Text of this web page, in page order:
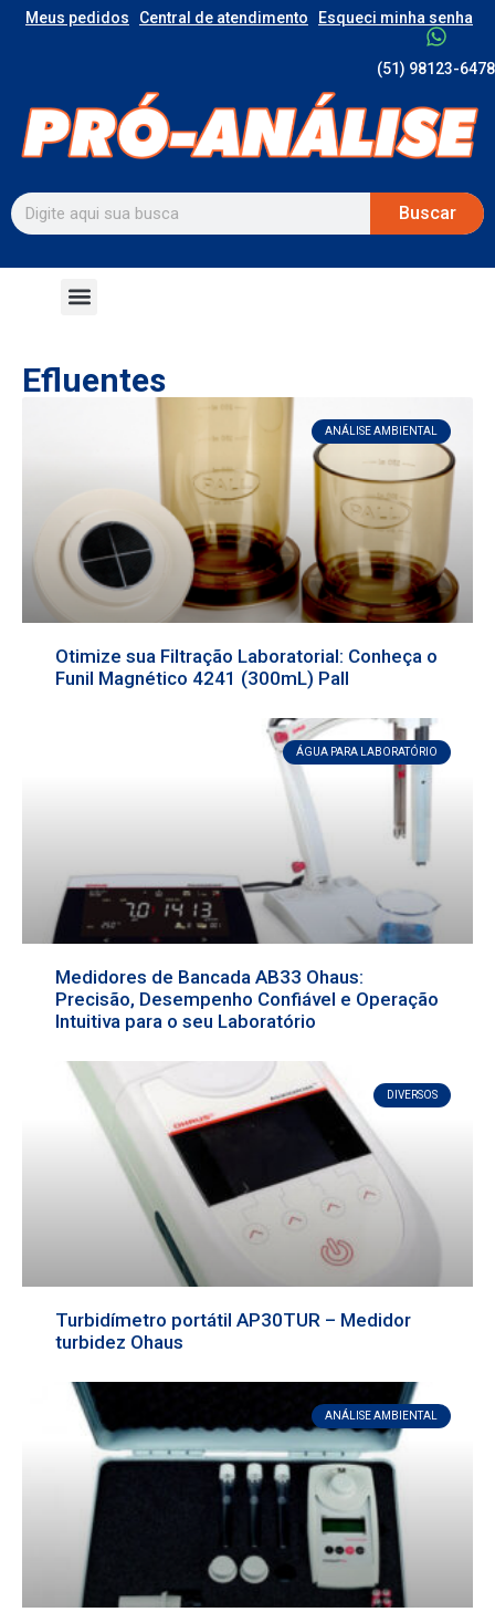
Meus pedidos Central de atendimento Esqueci minha senha
(51) 98123-6478
Buscar
Efluentes
ANÁLISE AMBIENTAL
Otimize sua Filtração Laboratorial: Conheça o
Funil Magnético 4241 (300mL) Pall
ÁGUA PARA LABORATÓRIO
Medidores de Bancada AB33 Ohaus:
Precisão, Desempenho Confiável e Operação
Intuitiva para o seu Laboratório
DIVERSOS
Turbidímetro portátil AP30TUR – Medidor
turbidez Ohaus
ANÁLISE AMBIENTAL